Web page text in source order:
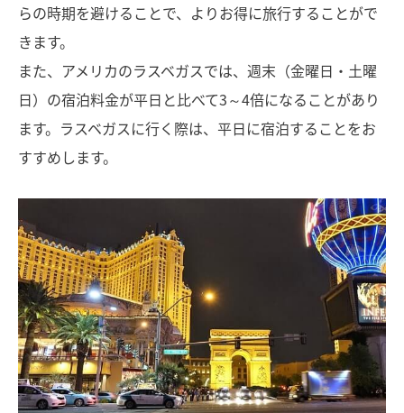
らの時期を避けることで、よりお得に旅行することがで
きます。
また、アメリカのラスベガスでは、週末（金曜日・土曜
日）の宿泊料金が平日と比べて3～4倍になることがあり
ます。ラスベガスに行く際は、平日に宿泊することをお
すすめします。